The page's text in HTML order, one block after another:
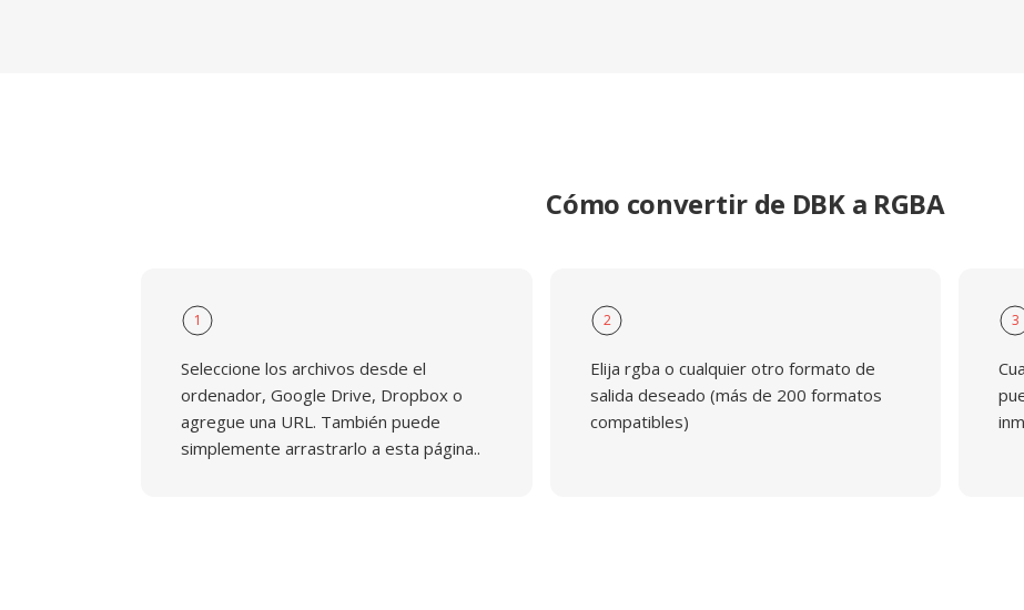
Cómo convertir de DBK a RGBA
1
Seleccione los archivos desde el
ordenador, Google Drive, Dropbox o
agregue una URL. También puede
simplemente arrastrarlo a esta página..
2
Elija rgba o cualquier otro formato de
salida deseado (más de 200 formatos
compatibles)
3